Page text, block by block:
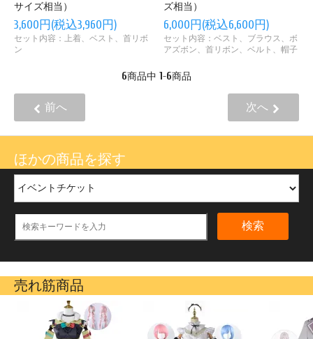
サイズ相当）
3,600円(税込3,960円)
セット内容：上着、ベスト、首リボ
ン
ズ相当）
6,000円(税込6,600円)
セット内容：ベスト、ブラウス、ボ
アズボン、首リボン、ベルト、帽子
6商品中 1-6商品
前へ 次へ
ほかの商品を探す
検索
売れ筋商品